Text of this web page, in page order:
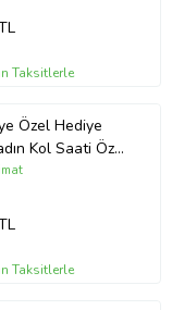
Taksitlerle
Özel Hediye
Taksitlerle